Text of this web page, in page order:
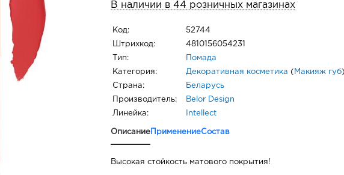
В наличии в 44 розничных магазинах
Код: 52744
Штрихкод: 4810156054231
Тип: Помада
Категория: Декоративная косметика ( Макияж губ)
Страна: Беларусь
Производитель: Belor Design
Линейка: Intellect
Описание ПрименениеСостав
Высокая стойкость матового покрытия!